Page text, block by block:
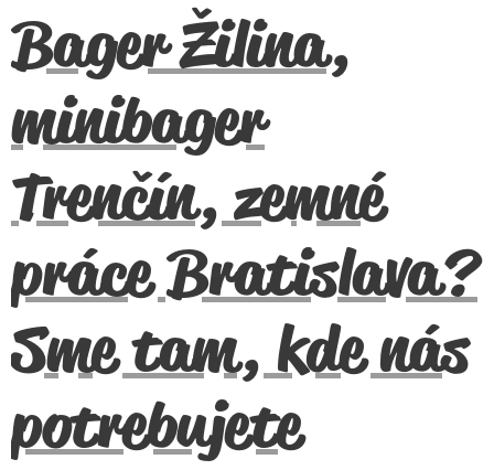
Bager Žilina,
minibager
Trenčín, zemné
práce Bratislava?
Sme tam, kde nás
potrebujete